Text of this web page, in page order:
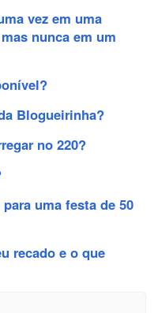
vez em uma
nunca em um
Blogueirinha?
no 220?
uma festa de 50
recado e o que